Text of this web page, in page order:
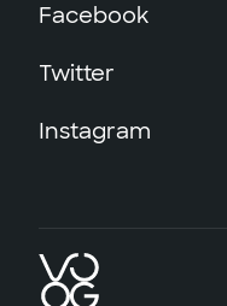
Facebook
Twitter
Instagram